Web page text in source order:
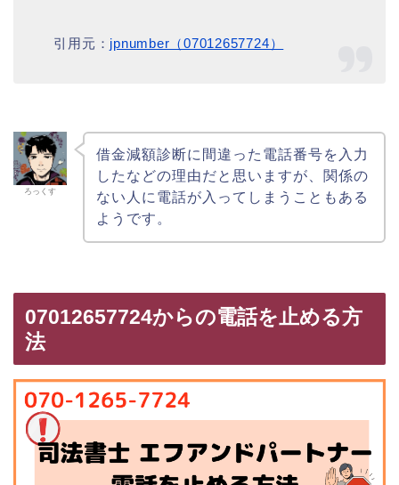
引用元： jpnumber（07012657724）
ろっくす
借金減額診断に間違った電話番号を入力
したなどの理由だと思いますが、関係の
ない人に電話が入ってしまうこともある
ようです。
07012657724からの電話を止める方
法